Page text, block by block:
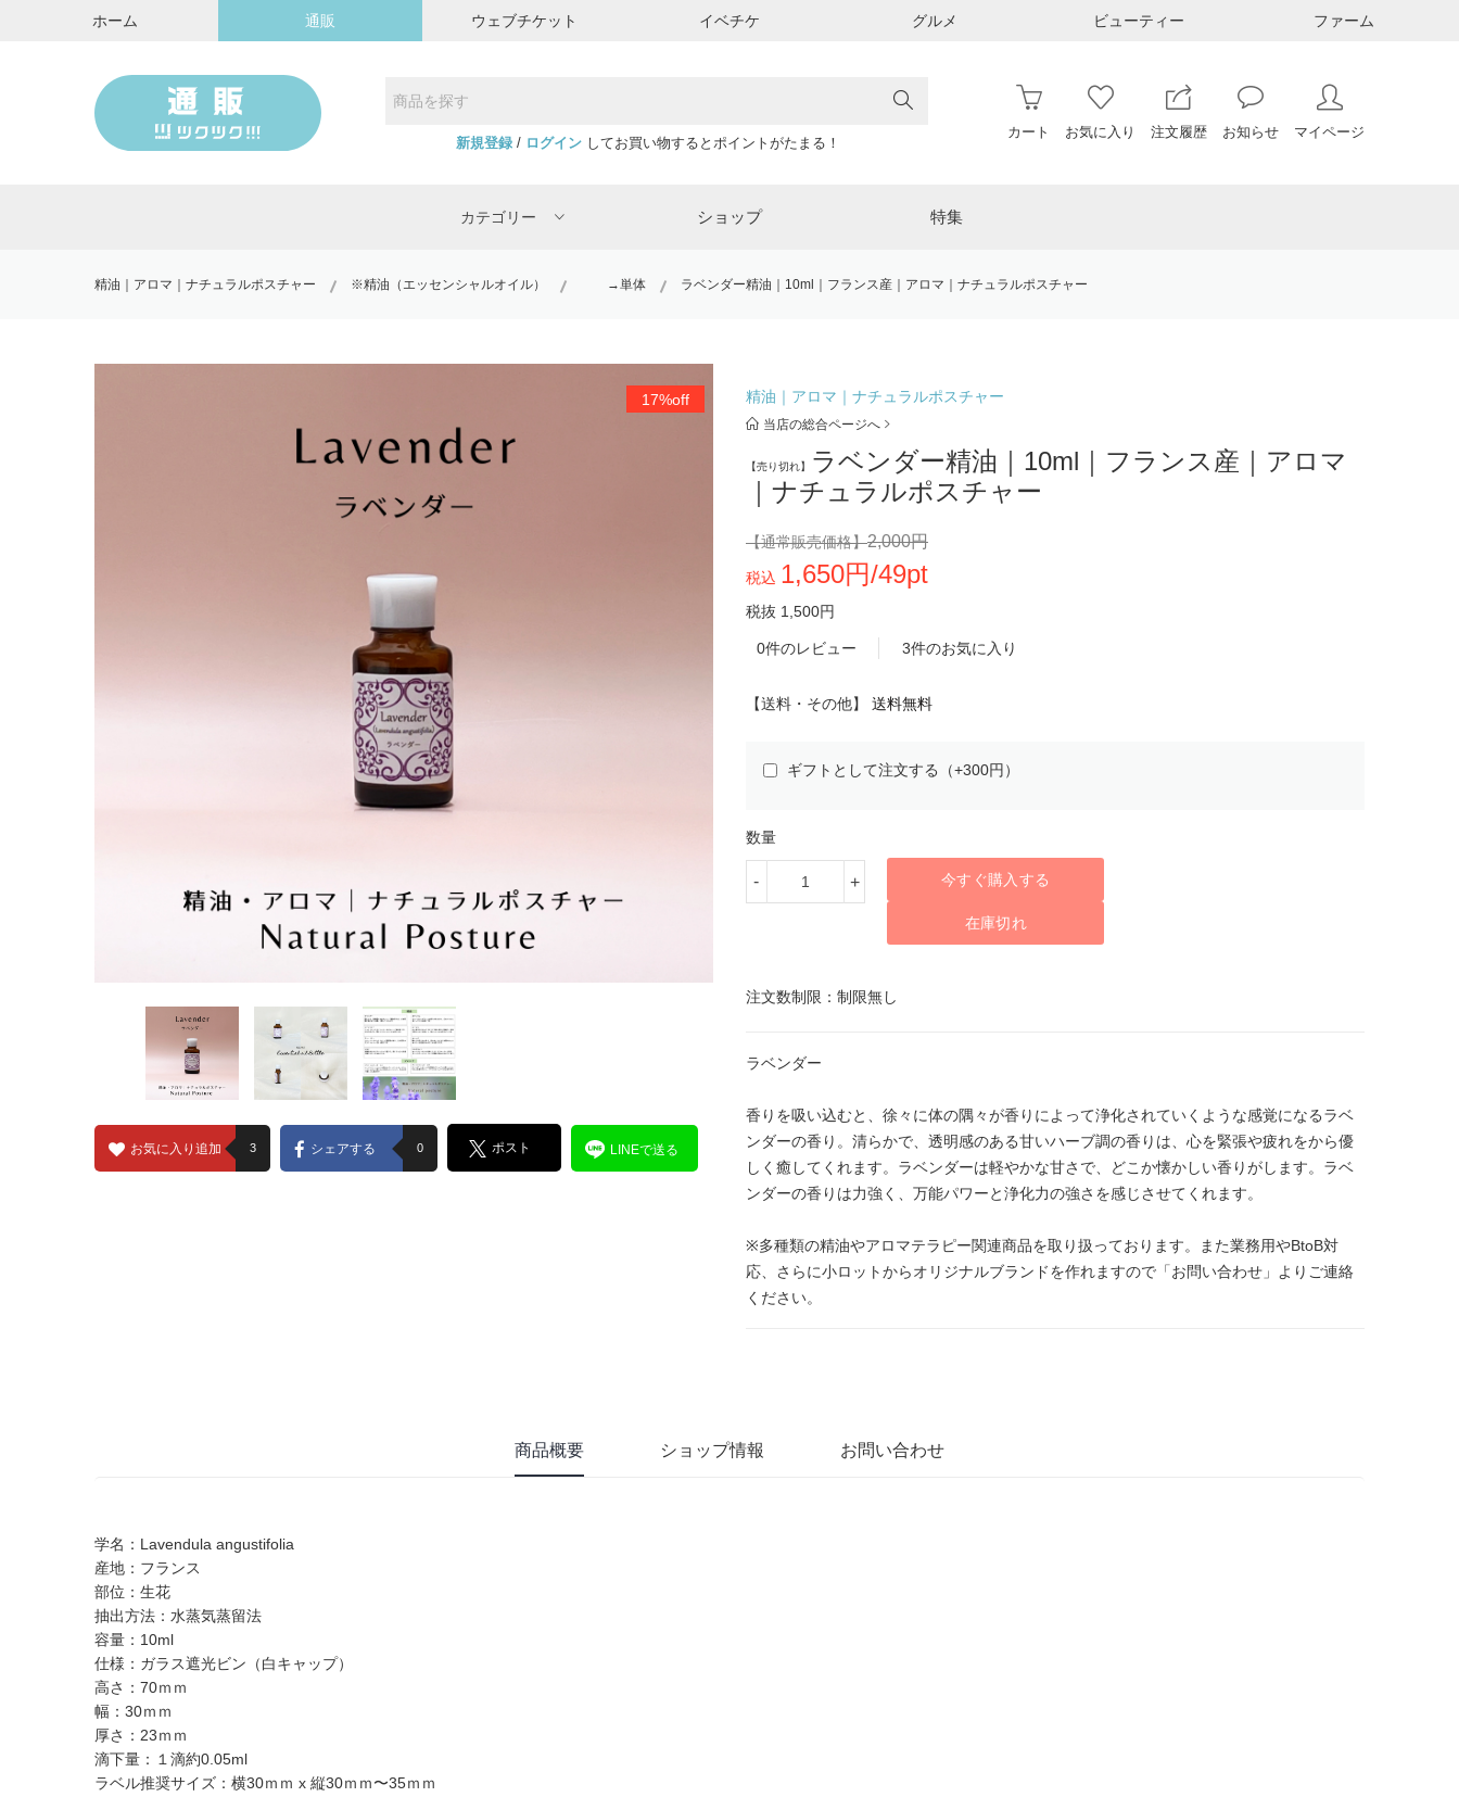
ホーム 通販 ウェブチケット イベチケ グルメ ビューティー ファーム
新規登録/ ログインしてお買い物するとポイントがたまる！
カート お気に入り 注文履歴 お知らせ マイページ
カテゴリー ショップ 特集
精油｜アロマ｜ナチュラルポスチャー ※精油（エッセンシャルオイル） →単体 ラベンダー精油｜10ml｜フランス産｜アロマ｜ナチュラルポスチャー
17%off
お気に入り追加 3 シェアする 0 ポスト LINEで送る
精油｜アロマ｜ナチュラルポスチャー
当店の総合ページへ
【売り切れ】
ラベンダー精油｜10ml｜フランス産｜アロマ
｜ナチュラルポスチャー
【通常販売価格】2,000円
税込 1,650円/49pt
税抜 1,500円
0件のレビュー 3件のお気に入り
【送料・その他】 送料無料
ギフトとして注文する（+300円）
数量
- + 今すぐ購入する
在庫切れ
注文数制限：制限無し
ラベンダー
香りを吸い込むと、徐々に体の隅々が香りによって浄化されていくような感覚になるラベ
ンダーの香り。清らかで、透明感のある甘いハーブ調の香りは、心を緊張や疲れをから優
しく癒してくれます。ラベンダーは軽やかな甘さで、どこか懐かしい香りがします。ラベ
ンダーの香りは力強く、万能パワーと浄化力の強さを感じさせてくれます。
※多種類の精油やアロマテラピー関連商品を取り扱っております。また業務用やBtoB対
応、さらに小ロットからオリジナルブランドを作れますので「お問い合わせ」よりご連絡
ください。
商品概要 ショップ情報 お問い合わせ
学名：Lavendula angustifolia
産地：フランス
部位：生花
抽出方法：水蒸気蒸留法
容量：10ml
仕様：ガラス遮光ビン（白キャップ）
高さ：70ｍｍ
幅：30ｍｍ
厚さ：23ｍｍ
滴下量：１滴約0.05ml
ラベル推奨サイズ：横30ｍｍ x 縦30ｍｍ〜35ｍｍ